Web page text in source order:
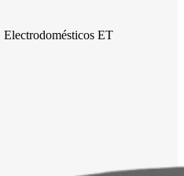
Electrodomésticos ET